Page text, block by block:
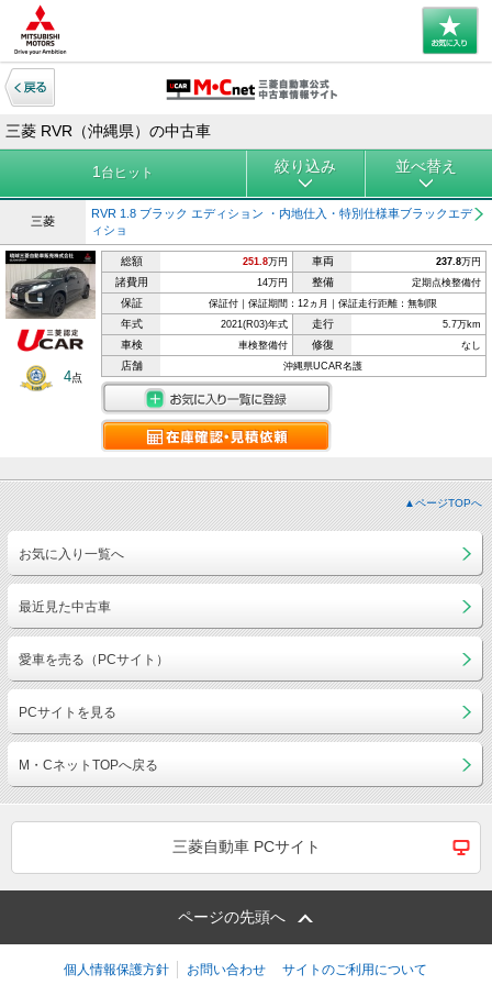
三菱 RVR（沖縄県）の中古車
1 台ヒット 絞り込み 並べ替え
三菱
RVR 1.8 ブラック エディション ・内地仕入・特別仕様車ブラックエデ
ィショ
4点
総額 251.8万円 車両 237.8万円
諸費用 14万円 整備 定期点検整備付
保証 保証付｜保証期間：12ヵ月｜保証走行距離：無制限
年式 2021(R03)年式 走行 5.7万km
車検 車検整備付 修復 なし
店舗 沖縄県UCAR名護
▲ページTOPへ
お気に入り一覧へ
最近見た中古車
愛車を売る（PCサイト）
PCサイトを見る
M・CネットTOPへ戻る
三菱自動車 PCサイト
ページの先頭へ
個人情報保護方針 お問い合わせ サイトのご利用について